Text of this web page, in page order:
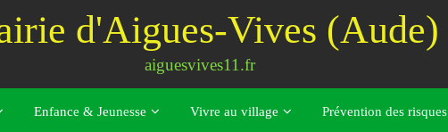
d'Aigues-Vives (Aude)
aiguesvives11.fr
Enfance & Jeunesse Vivre au village Prévention des risques